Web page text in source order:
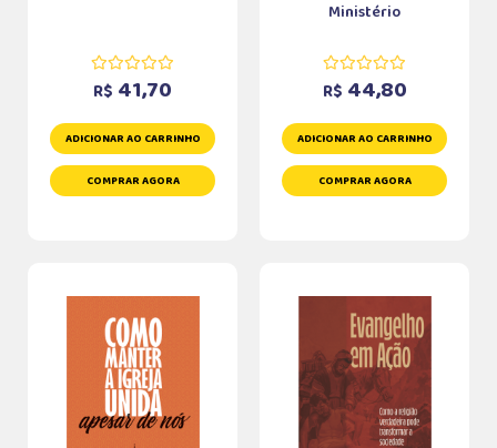
R$ 41,70
ADICIONAR AO CARRINHO
COMPRAR AGORA
Ministério
R$ 44,80
ADICIONAR AO CARRINHO
COMPRAR AGORA